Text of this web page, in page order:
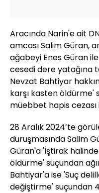
Aracında Narin'e ait
amcası Salim Güran,
ağabeyi Enes Güran
cesedi dere yatağına
Nevzat Bahtiyar
karşı kasten öldürme'
müebbet hapis cezası
28 Aralık 2024’te
duruşmasında Salim
Güran'a 'İştirak
öldürme' suçundan
Bahtiyar'a ise 'Suç
değiştirme' suçundan